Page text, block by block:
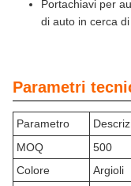
Portachiavi per
di auto in cerca
Parametri
Parametro
MOQ
500
Colore
Argioli